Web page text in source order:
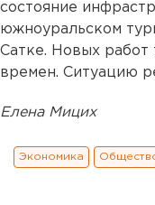
состояние
южноуральском
Сатке. Новых работ
времен. Ситуацию
Елена Мицих
Экономика